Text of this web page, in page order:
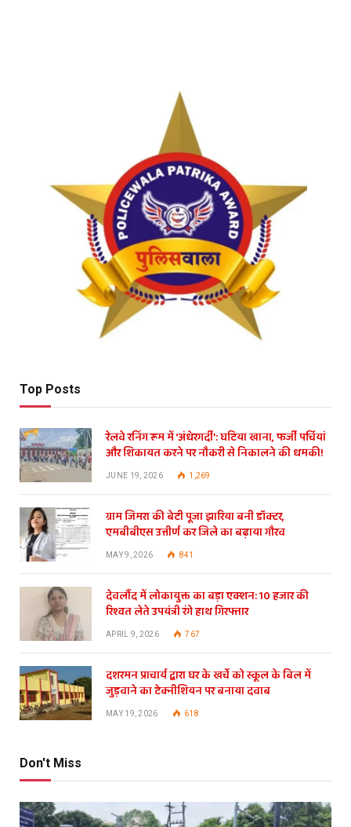
Top Posts
रेलवे रनिंग रूम में ‘अंधेरगर्दी’: घटिया खाना, फर्जी पर्चियां
और शिकायत करने पर नौकरी से निकालने की धमकी!
JUNE 19, 2026 1,269
ग्राम जिमरा की बेटी पूजा झारिया बनी डॉक्टर,
एमबीबीएस उत्तीर्ण कर जिले का बढ़ाया गौरव
MAY 9, 2026 841
देवलौंद में लोकायुक्त का बड़ा एक्शन: 10 हजार की
रिश्वत लेते उपयंत्री रंगे हाथ गिरफ्तार
APRIL 9, 2026 767
दशरमन प्राचार्य द्वारा घर के खर्चे को स्कूल के बिल में
जुड़वाने का टेक्नीशियन पर बनाया दवाब
MAY 19, 2026 618
Don't Miss